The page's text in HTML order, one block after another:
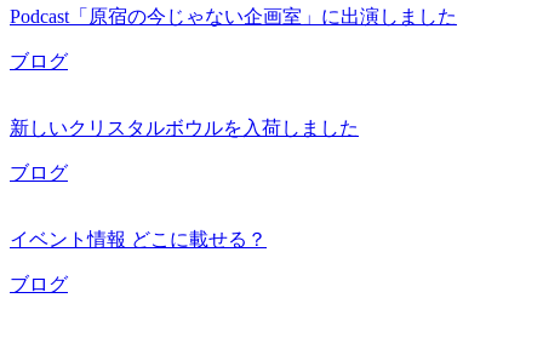
Podcast「原宿の今じゃない企画室」に出演しました
ブログ
新しいクリスタルボウルを入荷しました
ブログ
イベント情報 どこに載せる？
ブログ